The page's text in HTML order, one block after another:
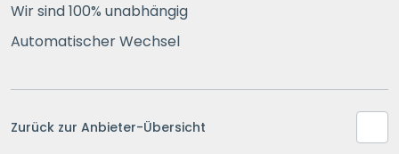
Wir sind 100% unabhängig
Automatischer Wechsel
Zurück zur Anbieter-Übersicht